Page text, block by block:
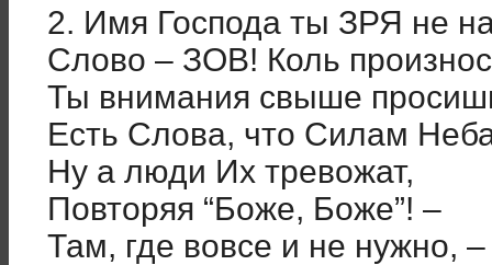
2. Имя Господа ты ЗРЯ не
Слово – ЗОВ! Коль
Ты внимания свыше
Есть Слова, что Силам
Ну а люди Их тревожат,
Повторяя “Боже, Боже”! –
Там, где вовсе и не нужно, –